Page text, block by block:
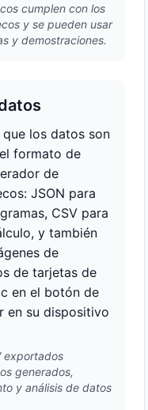
cumplen con los
y se pueden usar
y demostraciones.
los datos son
formato de
de
JSON para
CSV para
y también
de
de tarjetas de
en el botón de
en su dispositivo
exportados
generados,
y análisis de datos